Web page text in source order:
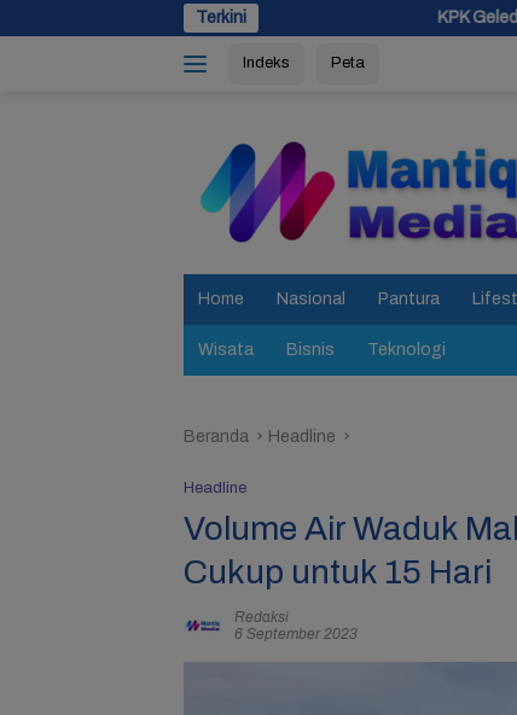
ke
TerkiniKPK Geledah Rumah Pejabat
Indeks Peta
Home Nasional Pantura
Wisata Bisnis Teknologi
Beranda Headline
Headline
Volume Air Waduk
Cukup untuk 15 Hari
Redaksi
6 September 2023